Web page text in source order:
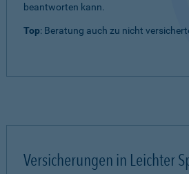
beantworten kann.
Top: Beratung auch zu nicht
Versicherungen in Leichter